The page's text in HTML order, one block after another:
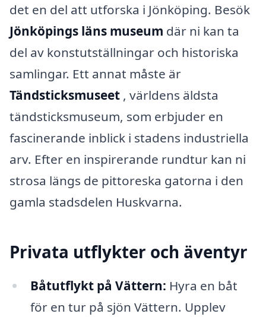
det en del att utforska i Jönköping. Besök
Jönköpings läns museum där ni kan ta
del av konstutställningar och historiska
samlingar. Ett annat måste är
Tändsticksmuseet , världens äldsta
tändsticksmuseum, som erbjuder en
fascinerande inblick i stadens industriella
arv. Efter en inspirerande rundtur kan ni
strosa längs de pittoreska gatorna i den
gamla stadsdelen Huskvarna.
Privata utflykter och äventyr
Båtutflykt på Vättern: Hyra en båt
för en tur på sjön Vättern. Upplev